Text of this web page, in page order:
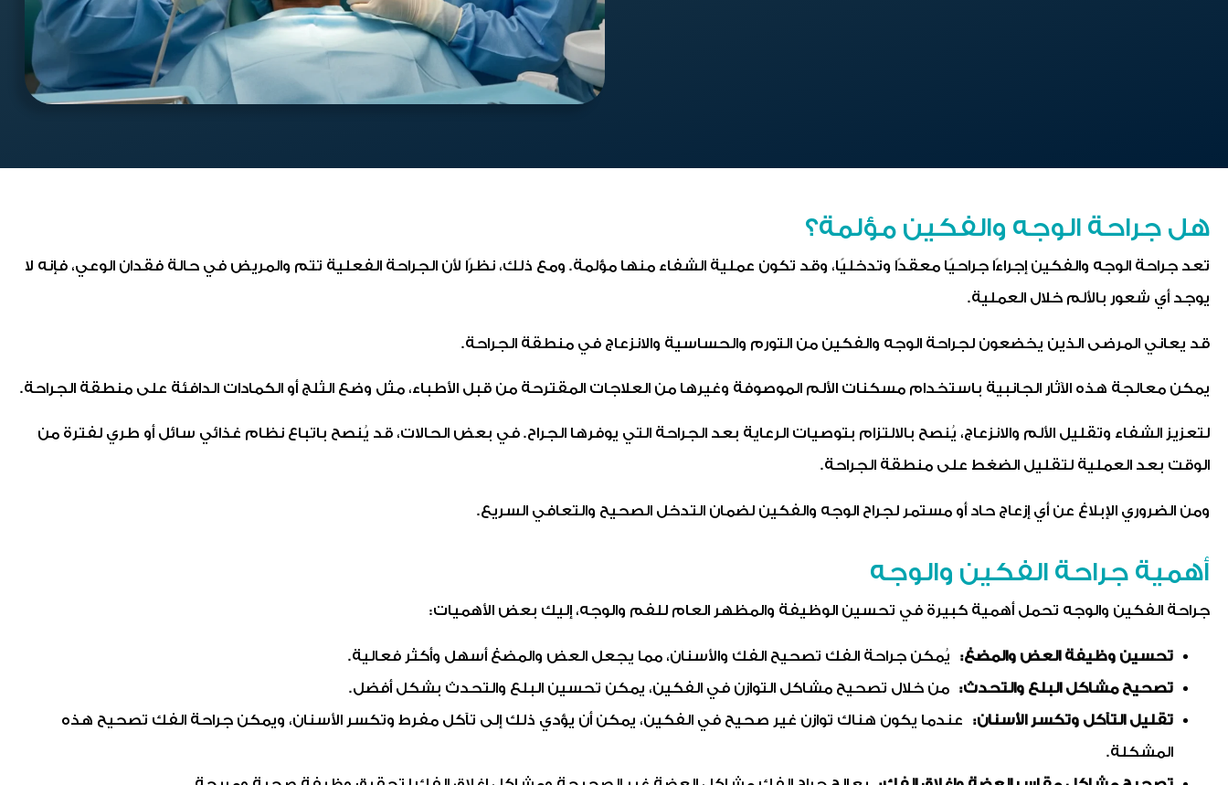
هل جراحة الوجه والفكين مؤلمة؟
تعد جراحة الوجه والفكين إجراءًا جراحيًا معقدًا وتدخليًا، وقد تكون عملية الشفاء منها مؤلمة. ومع ذلك، نظرًا لأن الجراحة الفعلية تتم والمريض في حالة فقدان الوعي، فإنه لا
يوجد أي شعور بالألم خلال العملية.
قد يعاني المرضى الذين يخضعون لجراحة الوجه والفكين من التورم والحساسية والانزعاج في منطقة الجراحة.
يمكن معالجة هذه الآثار الجانبية باستخدام مسكنات الألم الموصوفة وغيرها من العلاجات المقترحة من قبل الأطباء، مثل وضع الثلج أو الكمادات الدافئة على منطقة الجراحة.
لتعزيز الشفاء وتقليل الألم والانزعاج، يُنصح بالالتزام بتوصيات الرعاية بعد الجراحة التي يوفرها الجراح. في بعض الحالات، قد يُنصح باتباع نظام غذائي سائل أو طري لفترة من
الوقت بعد العملية لتقليل الضغط على منطقة الجراحة.
ومن الضروري الإبلاغ عن أي إزعاج حاد أو مستمر لجراح الوجه والفكين لضمان التدخل الصحيح والتعافي السريع.
أهمية جراحة الفكين والوجه
جراحة الفكين والوجه تحمل أهمية كبيرة في تحسين الوظيفة والمظهر العام للفم والوجه، إليك بعض الأهميات:
تحسين وظيفة العض والمضغ: يُمكن جراحة الفك تصحيح الفك والأسنان، مما يجعل العض والمضغ أسهل وأكثر فعالية.
تصحيح مشاكل البلع والتحدث: من خلال تصحيح مشاكل التوازن في الفكين، يمكن تحسين البلع والتحدث بشكل أفضل.
تقليل التآكل وتكسر الأسنان: عندما يكون هناك توازن غير صحيح في الفكين، يمكن أن يؤدي ذلك إلى تآكل مفرط وتكسر الأسنان، ويمكن جراحة الفك تصحيح هذه
المشكلة.